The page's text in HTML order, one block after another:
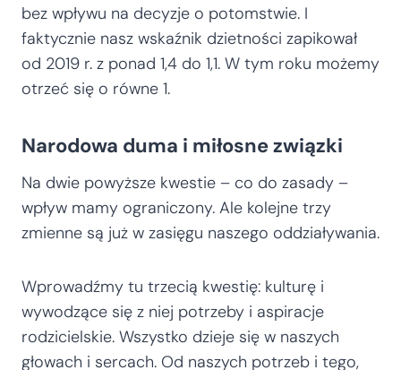
bez wpływu na decyzje o potomstwie. I
faktycznie nasz wskaźnik dzietności zapikował
od 2019 r. z ponad 1,4 do 1,1. W tym roku możemy
otrzeć się o równe 1.
Narodowa duma i miłosne związki
Na dwie powyższe kwestie – co do zasady –
wpływ mamy ograniczony. Ale kolejne trzy
zmienne są już w zasięgu naszego oddziaływania.
Wprowadźmy tu trzecią kwestię: kulturę i
wywodzące się z niej potrzeby i aspiracje
rodzicielskie. Wszystko dzieje się w naszych
głowach i sercach. Od naszych potrzeb i tego,